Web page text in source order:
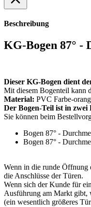
Beschreibung
KG-Bogen 87° -
Dieser KG-Bogen dient
Mit diesem Bogenteil kann
Material: PVC Farbe-
Der Bogen-Teil ist in
Sie können beim
Bogen 87° -
Bogen 87° -
Wenn in die runde Öffnung
die Anschlüsse der Türen.
Wenn sich der Kunde für
Ausführung am Markt gibt,
(ein wesentlich größeres